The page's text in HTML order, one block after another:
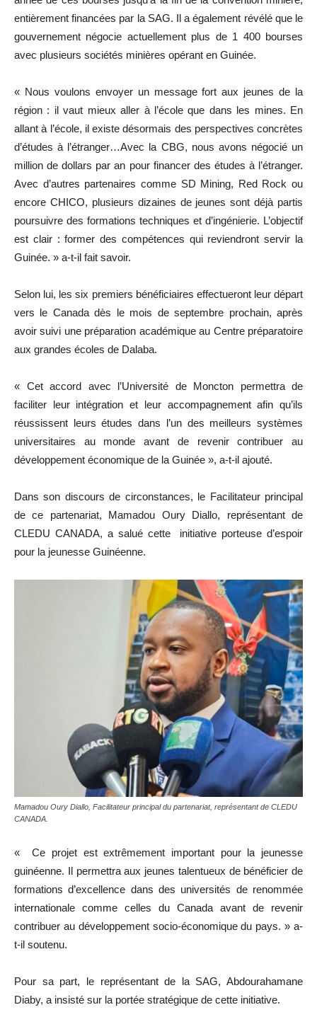
entièrement financées par la SAG. Il a également révélé que le
gouvernement négocie actuellement plus de 1 400 bourses
avec plusieurs sociétés minières opérant en Guinée.
« Nous voulons envoyer un message fort aux jeunes de la
région : il vaut mieux aller à l’école que dans les mines. En
allant à l’école, il existe désormais des perspectives concrètes
d’études à l’étranger…Avec la CBG, nous avons négocié un
million de dollars par an pour financer des études à l’étranger.
Avec d’autres partenaires comme SD Mining, Red Rock ou
encore CHICO, plusieurs dizaines de jeunes sont déjà partis
poursuivre des formations techniques et d’ingénierie. L’objectif
est clair : former des compétences qui reviendront servir la
Guinée. » a-t-il fait savoir.
Selon lui, les six premiers bénéficiaires effectueront leur départ
vers le Canada dès le mois de septembre prochain, après
avoir suivi une préparation académique au Centre préparatoire
aux grandes écoles de Dalaba.
« Cet accord avec l’Université de Moncton permettra de
faciliter leur intégration et leur accompagnement afin qu’ils
réussissent leurs études dans l’un des meilleurs systèmes
universitaires au monde avant de revenir contribuer au
développement économique de la Guinée », a-t-il ajouté.
Dans son discours de circonstances, le Facilitateur principal
de ce partenariat, Mamadou Oury Diallo, représentant de
CLEDU CANADA, a salué cette initiative porteuse d’espoir
pour la jeunesse Guinéenne.
Mamadou Oury Diallo, Facilitateur principal du partenariat, représentant de CLEDU
CANADA.
« Ce projet est extrêmement important pour la jeunesse
guinéenne. Il permettra aux jeunes talentueux de bénéficier de
formations d’excellence dans des universités de renommée
internationale comme celles du Canada avant de revenir
contribuer au développement socio-économique du pays. » a-
t-il soutenu.
Pour sa part, le représentant de la SAG, Abdourahamane
Diaby, a insisté sur la portée stratégique de cette initiative.